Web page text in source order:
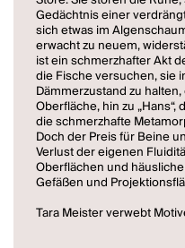
Gedächtnis einer
sich etwas im
erwacht zu neuem,
ist ein schmerzhafter Akt
die Fische versuchen, sie
Dämmerzustand zu
Oberfläche, hin zu
die schmerzhafte
Doch der Preis für Beine
Verlust der eigenen
Oberflächen und
Gefäßen und
Tara Meister verwebt